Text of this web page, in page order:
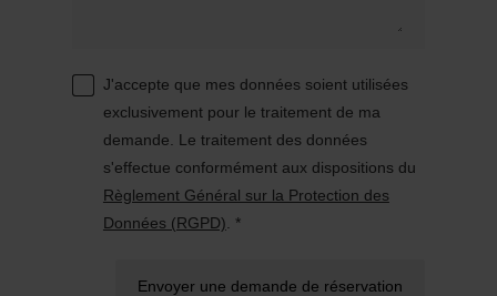
J'accepte que mes données soient utilisées
exclusivement pour le traitement de ma
demande. Le traitement des données
s'effectue conformément aux dispositions du
Règlement Général sur la Protection des
Données (RGPD) . *
Envoyer une demande de réservation